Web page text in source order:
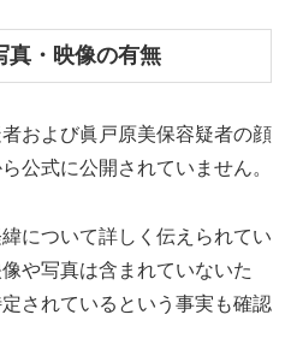
真・映像の有無
および眞戸原美保容疑者の顔
公式に公開されていません。
について詳しく伝えられてい
や写真は含まれていないた
されているという事実も確認